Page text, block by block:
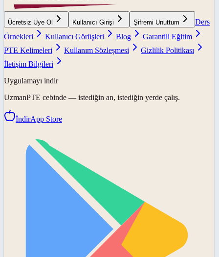
Ücretsiz Üye Ol Kullanıcı Girişi Şifremi Unuttum
Ders
Örnekleri
Kullanıcı Görüşleri Blog
Garantili Eğitim
PTE Kelimeleri
Kullanım Sözleşmesi
Gizlilik Politikası
İletişim Bilgileri
Uygulamayı indir
UzmanPTE cebinde — istediğin an, istediğin yerde çalış.
İndirApp Store